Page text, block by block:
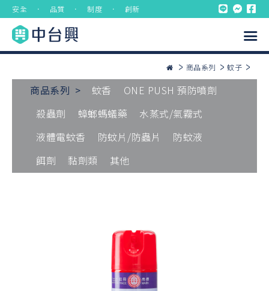
安全 ． 品質 ． 制度 ． 創新
商品系列 蚊子
商品系列 > 蚊香
ONE PUSH 預防噴劑
殺蟲劑
蟑螂螞蟻藥
水蒸式/氣霧式
液體電蚊香
防蚊片/防蟲片
防蚊液
餌劑
黏劑類 其他